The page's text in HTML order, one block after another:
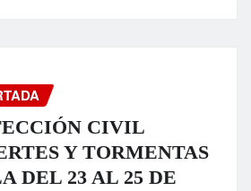
CIVIL
Y TORMENTAS
DEL 23 AL 25 DE